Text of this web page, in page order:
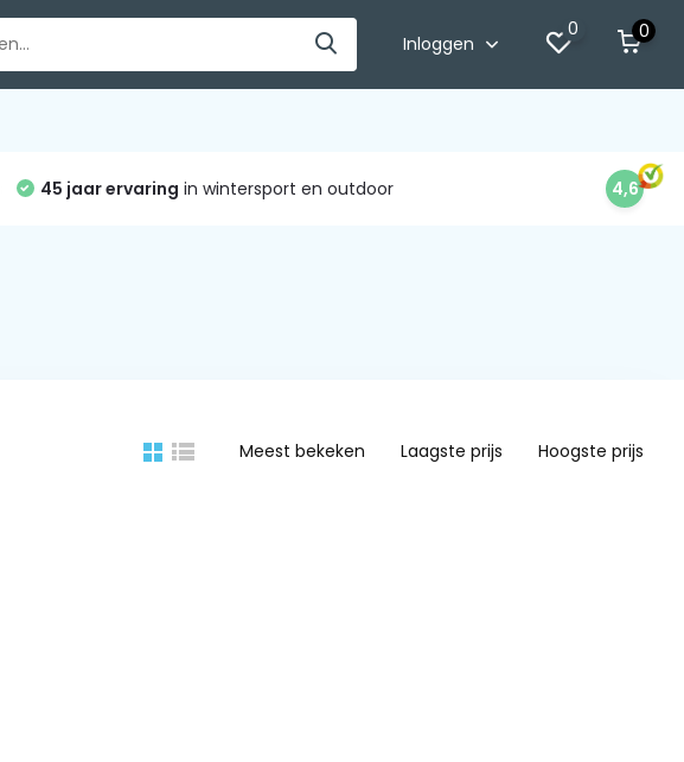
Inloggen
0 0
45 jaar ervaring in wintersport en outdoor 4,6
Meest bekeken Laagste prijs Hoogste prijs